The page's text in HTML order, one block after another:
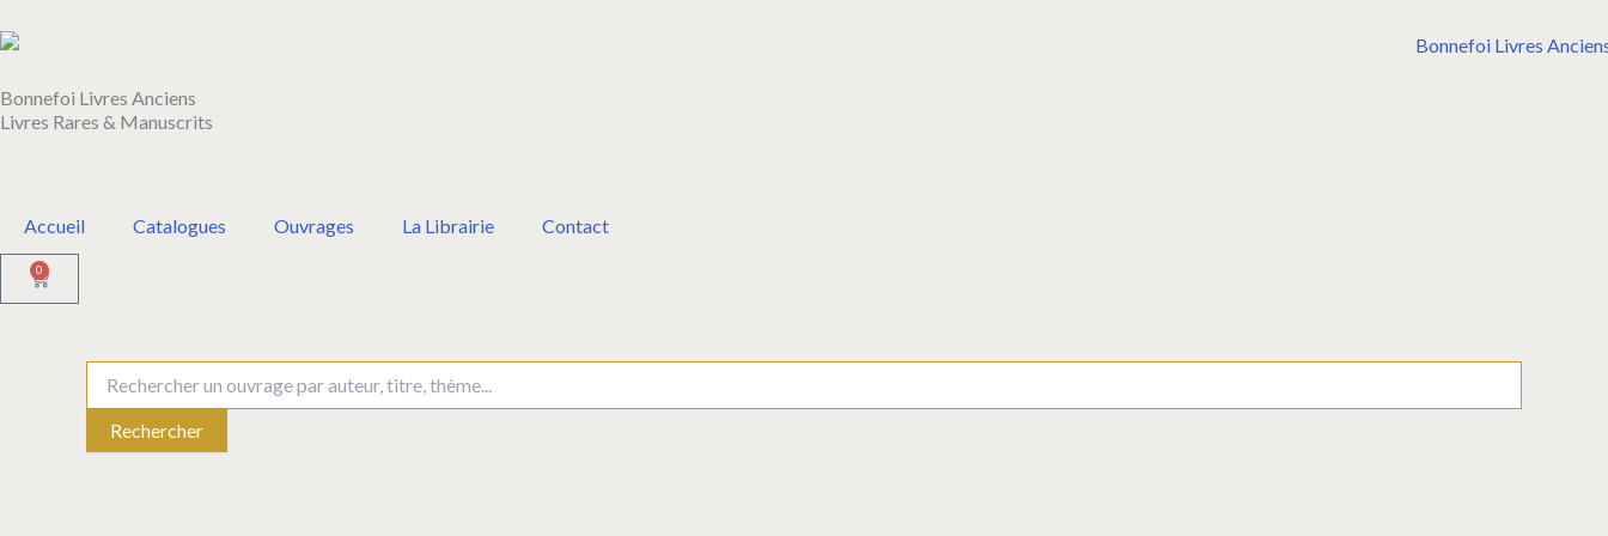
au
Bonnefoi Livres Anciens
Livres Rares & Manuscrits
Accueil Catalogues Ouvrages La Librairie Contact
0
Panier